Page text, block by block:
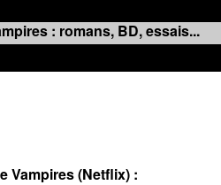
: romans, BD, essais...
Vampires (Netflix) :